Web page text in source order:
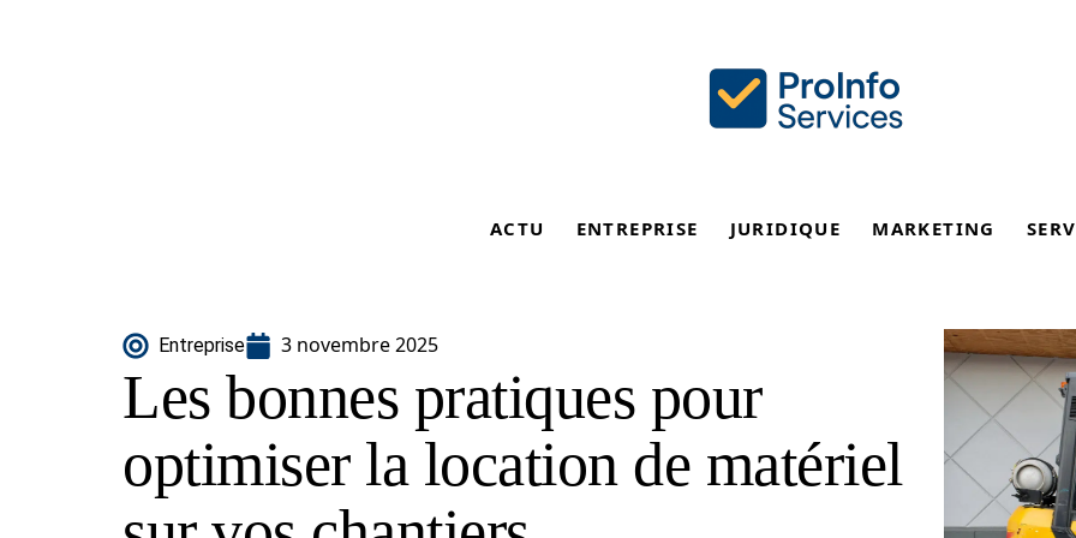
ACTU ENTREPRISE JURIDIQUE MARKETING
Entreprise 3 novembre 2025
Les bonnes pratiques pour
optimiser la location de matériel